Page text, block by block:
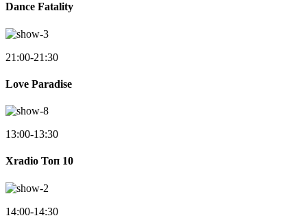
Dance Fatality
21:00-21:30
Love Paradise
13:00-13:30
Xradio Топ 10
14:00-14:30